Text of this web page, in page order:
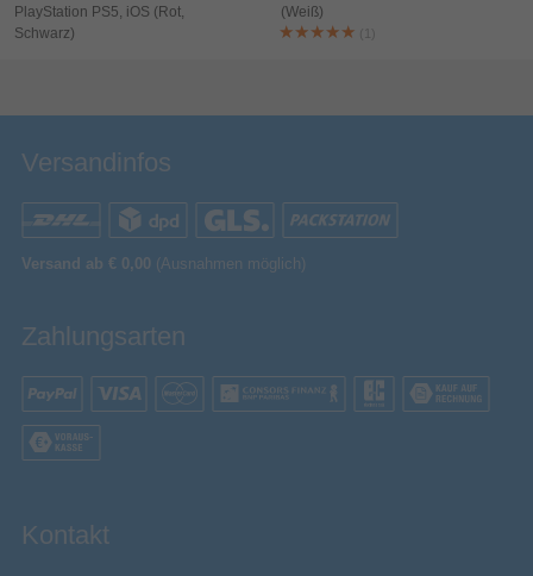
PlayStation PS5, iOS (Rot,
Schwarz)
(Weiß)
(1)
Versandinfos
Versand ab € 0,00 (Ausnahmen möglich)
Zahlungsarten
Kontakt